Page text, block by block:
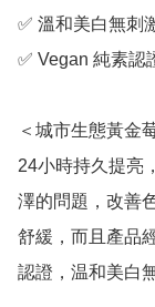
✅ 溫和美白無刺
✅ Vegan 純素認
＜城市生態黃金
24小時持久提亮
澤的問題，改善
舒緩，而且產品
認證，温和美白